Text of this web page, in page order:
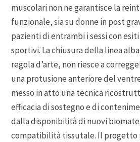
muscolari non ne garantisce la
funzionale, sia su donne in post
pazienti di entrambi i sessi con
sportivi. La chiusura della linea
regola d’arte, non riesce a
una protusione anteriore del
messo in atto una tecnica
efficacia di sostegno e di
dalla disponibilità di nuovi
compatibilità tissutale. Il